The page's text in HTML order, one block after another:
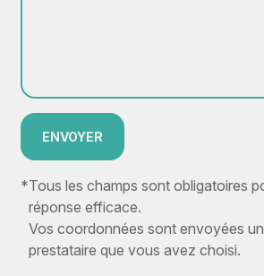
ENVOYER
*Tous les champs sont obligatoires
réponse efficace.
Vos coordonnées sont envoyées
prestataire que vous avez choisi.